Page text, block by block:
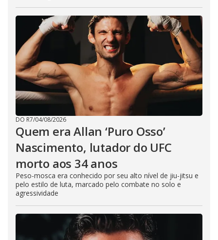
DO R7/04/08/2026
Quem era Allan ‘Puro Osso’
Nascimento, lutador do UFC
morto aos 34 anos
Peso-mosca era conhecido por seu alto nível de jiu-jitsu e
pelo estilo de luta, marcado pelo combate no solo e
agressividade